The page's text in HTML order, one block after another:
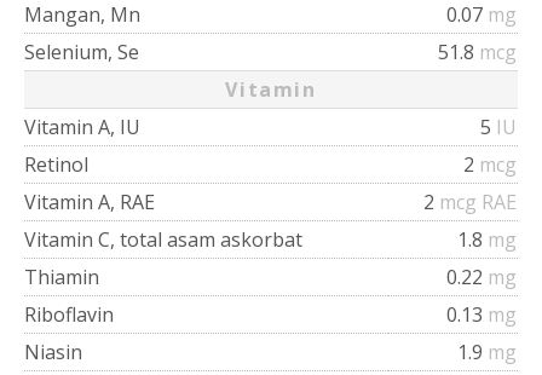
Mangan, Mn
0.07 mg
Selenium, Se
51.8 mcg
Vitamin
Vitamin A, IU
5 IU
Retinol
2 mcg
Vitamin A, RAE
2 mcg RAE
Vitamin C, total asam askorbat
1.8 mg
Thiamin
0.22 mg
Riboflavin
0.13 mg
Niasin
1.9 mg